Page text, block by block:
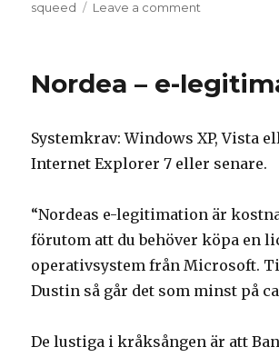
on
squeed
Leave a comment
plugin
Nordea – e-
Systemkrav: Windows XP, Vista
Internet Explorer 7 eller senare.
“Nordeas e-legitimation är
förutom att du behöver köpa en
operativsystem från Microsoft.
Dustin så går det som minst på
De lustiga i kråksången är att